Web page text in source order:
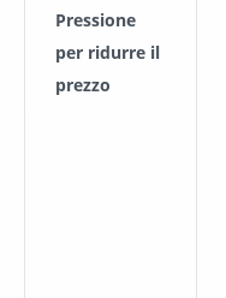
Pressione
per ridurre il
prezzo